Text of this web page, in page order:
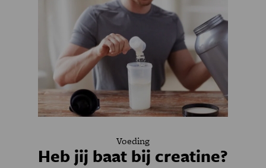
Voeding
Heb jij baat bij creatine?